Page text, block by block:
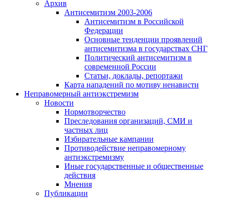
Архив
Антисемитизм 2003-2006
Антисемитизм в Российской
Федерации
Основные тенденции проявлений
антисемитизма в государствах СНГ
Политический антисемитизм в
современной России
Статьи, доклады, репортажи
Карта нападений по мотиву ненависти
Неправомерный антиэкстремизм
Новости
Нормотворчество
Преследования организаций, СМИ и
частных лиц
Избирательные кампании
Противодействие неправомерному
антиэкстремизму
Иные государственные и общественные
действия
Мнения
Публикации